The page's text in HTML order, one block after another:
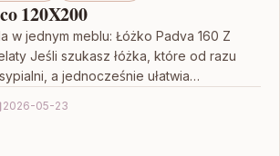
120X200
w jednym meblu: Łóżko Padva 160 Z
Jeśli szukasz łóżka, które od razu
a jednocześnie ułatwia…
2026-05-23